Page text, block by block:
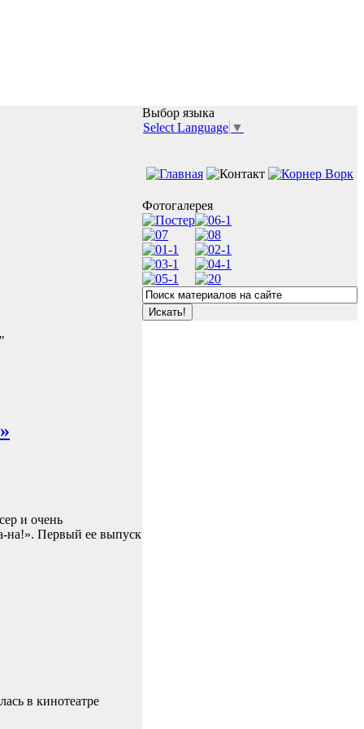
и очень
на!». Первый ее выпуск
в кинотеатре
Выбор языка
Select Language ▼
Фотогалерея